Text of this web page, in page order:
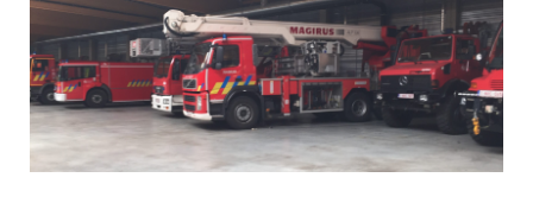
Prévalence
Syndrome du X fragile (FXS)
Syndrome du tremblement-ataxie lié au X
fragile (FXTAS)